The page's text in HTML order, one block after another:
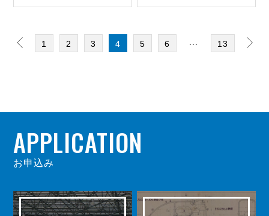
1 2 3 4 5 6 13
APPLICATION
お申込み